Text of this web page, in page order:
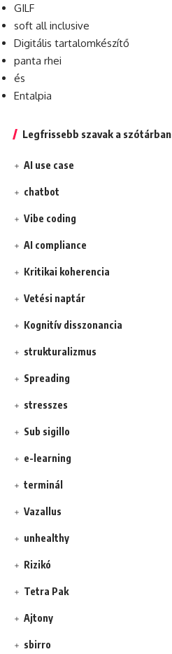
GILF
soft all inclusive
Digitális tartalomkészítő
panta rhei
és
Entalpia
Legfrissebb szavak a szótárban
AI use case
chatbot
Vibe coding
AI compliance
Kritikai koherencia
Vetési naptár
Kognitív disszonancia
strukturalizmus
Spreading
stresszes
Sub sigillo
e-learning
terminál
Vazallus
unhealthy
Rizikó
Tetra Pak
Ajtony
sbirro